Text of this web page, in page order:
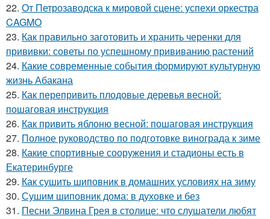
22. От Петрозаводска к мировой сцене: успехи оркестра
CAGMO
23. Как правильно заготовить и хранить черенки для
прививки: советы по успешному прививанию растений
24. Какие современные события формируют культурную
жизнь Абакана
25. Как перепривить плодовые деревья весной:
пошаговая инструкция
26. Как привить яблоню весной: пошаговая инструкция
27. Полное руководство по подготовке винограда к зиме
28. Какие спортивные сооружения и стадионы есть в
Екатеринбурге
29. Как сушить шиповник в домашних условиях на зиму
30. Сушим шиповник дома: в духовке и без
31. Песни Элвина Грея в столице: что слушатели любят